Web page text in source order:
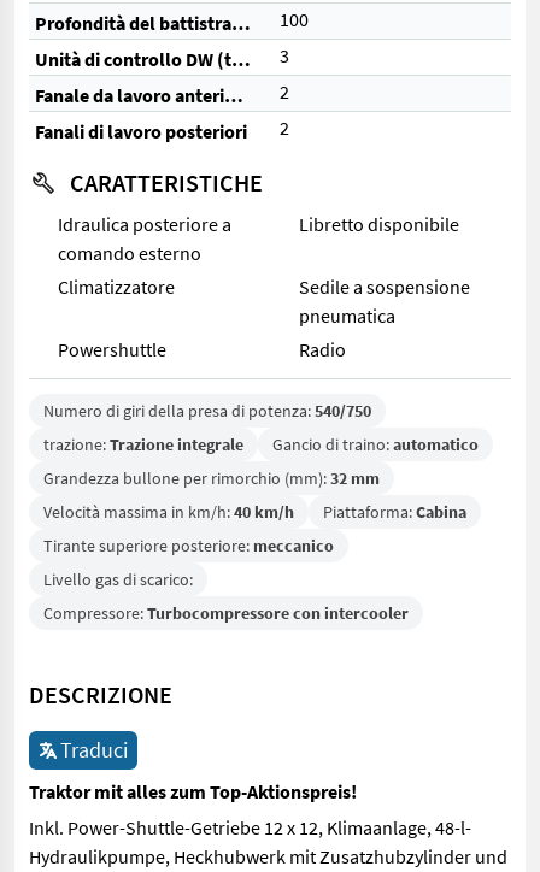
Profondità del battistrada posteriore (%)
100
Unità di controllo DW (totale)
3
Fanale da lavoro anteriore
2
Fanali di lavoro posteriori
2
CARATTERISTICHE
Idraulica posteriore a
comando esterno
Libretto disponibile
Climatizzatore
Sedile a sospensione
pneumatica
Powershuttle
Radio
Numero di giri della presa di potenza:540/750
trazione:Trazione integrale Gancio di traino:automatico
Grandezza bullone per rimorchio (mm):32 mm
Velocità massima in km/h:40 km/h Piattaforma:Cabina
Tirante superiore posteriore: meccanico
Livello gas di scarico:
Compressore:Turbocompressore con intercooler
DESCRIZIONE
Traduci
Traktor mit alles zum Top-Aktionspreis!
Inkl. Power-Shuttle-Getriebe 12 x 12, Klimaanlage, 48-l-
Hydraulikpumpe, Heckhubwerk mit Zusatzhubzylinder und